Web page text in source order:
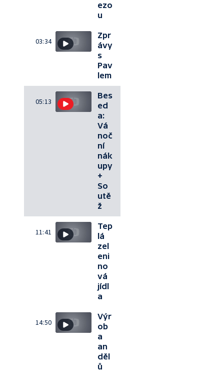
ezo
u
03:34
Zpr
ávy
s
Pav
lem
05:13
Bes
ed
a:
Vá
noč
ní
nák
upy
+
So
utě
ž
11:41
Tep
lá
zel
eni
no
vá
jídl
a
14:50
Výr
ob
a
an
děl
ů